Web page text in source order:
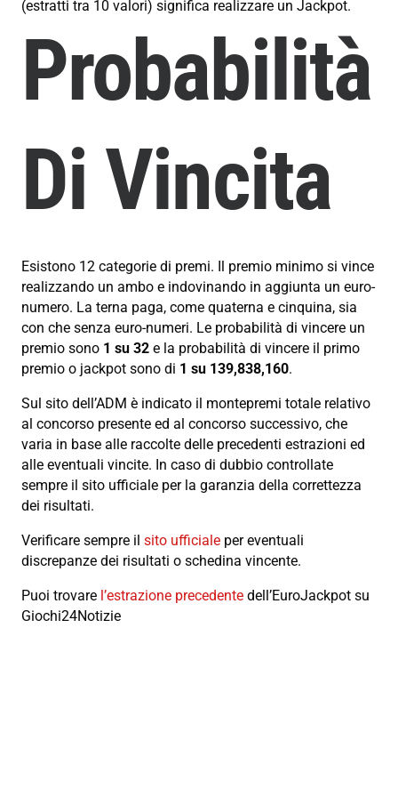
(estratti tra 10 valori) significa realizzare un Jackpot.
Probabilità
Di Vincita
Esistono 12 categorie di premi. Il premio minimo si vince
realizzando un ambo e indovinando in aggiunta un euro-
numero. La terna paga, come quaterna e cinquina, sia
con che senza euro-numeri. Le probabilità di vincere un
premio sono 1 su 32 e la probabilità di vincere il primo
premio o jackpot sono di 1 su 139,838,160.
Sul sito dell’ADM è indicato il montepremi totale relativo
al concorso presente ed al concorso successivo, che
varia in base alle raccolte delle precedenti estrazioni ed
alle eventuali vincite. In caso di dubbio controllate
sempre il sito ufficiale per la garanzia della correttezza
dei risultati.
Verificare sempre il sito ufficiale per eventuali
discrepanze dei risultati o schedina vincente.
Puoi trovare l’estrazione precedente dell’EuroJackpot su
Giochi24Notizie